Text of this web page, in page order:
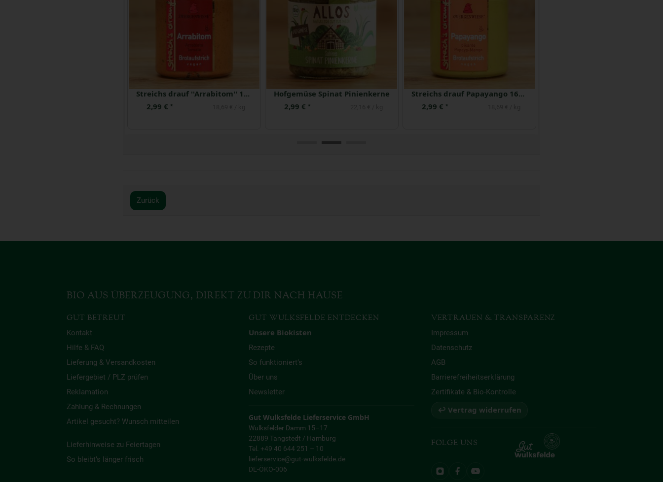
Streichs drauf ''Arrabitom'' 160 g
2,99 € *
Hofgemüse Spinat Pinienkerne
2,99 € *
Streichs drauf Papayango 160 g
2,99 € *
Zurück
BIO AUS ÜBERZEUGUNG, DIREKT ZU DIR NACH HAUSE
GUT BETREUT
Kontakt
Hilfe & FAQ
Lieferung & Versandkosten
Liefergebiet / PLZ prüfen
Reklamation
Zahlung & Rechnungen
Artikel gesucht? Wunsch mitteilen
Lieferhinweise zu Feiertagen
So bleibt’s länger frisch
GUT WULKSFELDE ENTDECKEN
Unsere Biokisten
Rezepte
So funktioniert’s
Über uns
Newsletter
Gut Wulksfelde Lieferservice GmbH
Wulksfelder Damm 15–17
22889 Tangstedt / Hamburg
Tel. +49 40 644 251 – 10
lieferservice@gut-wulksfelde.de
DE-ÖKO-006
VERTRAUEN & TRANSPARENZ
Impressum
Datenschutz
AGB
Barrierefreiheitserklärung
Zertifikate & Bio-Kontrolle
↩ Vertrag widerrufen
FOLGE UNS